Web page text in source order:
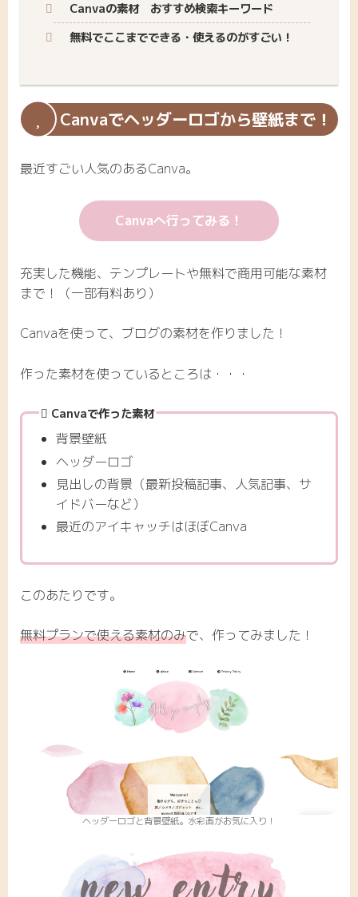
Canvaの素材 おすすめ検索キーワード
無料でここまでできる・使えるのがすごい！
Canvaでヘッダーロゴから壁紙まで！
最近すごい人気のあるCanva。
Canvaへ行ってみる！
充実した機能、テンプレートや無料で商用可能な素材
まで！（一部有料あり）
Canvaを使って、ブログの素材を作りました！
作った素材を使っているところは・・・
Canvaで作った素材
背景壁紙
ヘッダーロゴ
見出しの背景（最新投稿記事、人気記事、サ
イドバーなど）
最近のアイキャッチはほぼCanva
このあたりです。
無料プランで使える素材のみで、作ってみました！
ヘッダーロゴと背景壁紙。水彩画がお気に入り！